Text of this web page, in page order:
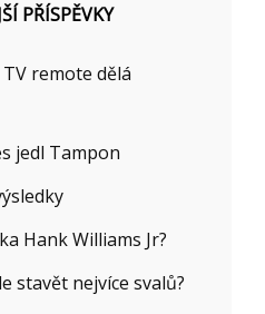
PŘÍSPĚVKY
remote dělá
jedl Tampon
Hank Williams Jr?
stavět nejvíce svalů?